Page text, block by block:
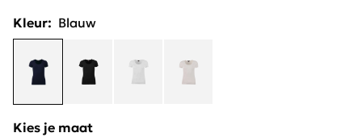
Kleur: Blauw
Kies je maat